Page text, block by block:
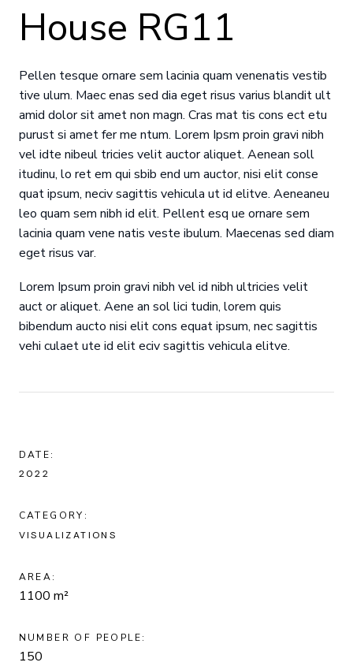
DATE:
2022
CATEGORY:
VISUALIZATIONS
AREA:
1100 m²
NUMBER OF PEOPLE:
150
House RG11
Pellen tesque ornare sem lacinia quam venenatis vestib
tive ulum. Maec enas sed dia eget risus varius blandit ult
amid dolor sit amet non magn. Cras mat tis cons ect etu
purust si amet fer me ntum. Lorem Ipsm proin gravi nibh
vel idte nibeul tricies velit auctor aliquet. Aenean soll
itudinu, lo ret em qui sbib end um auctor, nisi elit conse
quat ipsum, neciv sagittis vehicula ut id elitve. Aeneaneu
leo quam sem nibh id elit. Pellent esq ue ornare sem
lacinia quam vene natis veste ibulum. Maecenas sed diam
eget risus var.
Lorem Ipsum proin gravi nibh vel id nibh ultricies velit
auct or aliquet. Aene an sol lici tudin, lorem quis
bibendum aucto nisi elit cons equat ipsum, nec sagittis
vehi culaet ute id elit eciv sagittis vehicula elitve.